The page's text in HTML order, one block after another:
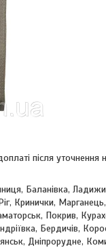
після
Баланівка,
Кринички,
Покрив,
Бердичів,
Дніпрорудне,